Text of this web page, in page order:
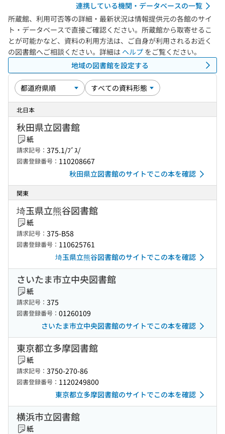
連携している機関・データベースの一覧
所蔵館、利用可否等の詳細・最新状況は情報提供元の各館のサイ
ト・データベースで直接ご確認ください。所蔵館から取寄せるこ
とが可能かなど、資料の利用方法は、ご自身が利用されるお近く
の図書館へご相談ください。詳細は ヘルプ をご覧ください。
地域の図書館を設定する
北日本
秋田県立図書館
紙
請求記号： 375.1/ﾌﾞｽ/
図書登録番号： 110208667
秋田県立図書館のサイトでこの本を確認
関東
埼玉県立熊谷図書館
紙
請求記号： 375-B58
図書登録番号： 110625761
埼玉県立熊谷図書館のサイトでこの本を確認
さいたま市立中央図書館
紙
請求記号： 375
図書登録番号： 01260109
さいたま市立中央図書館のサイトでこの本を確認
東京都立多摩図書館
紙
請求記号： 3750-270-86
図書登録番号： 1120249800
東京都立多摩図書館のサイトでこの本を確認
横浜市立図書館
紙